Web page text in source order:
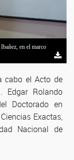
en el marco
cabo el Acto de
Edgar Rolando
Doctorado en
Exactas,
Nacional de